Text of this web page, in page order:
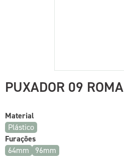
PUXADOR 09 ROMA
Material
Plástico
Furações
64mm
96mm